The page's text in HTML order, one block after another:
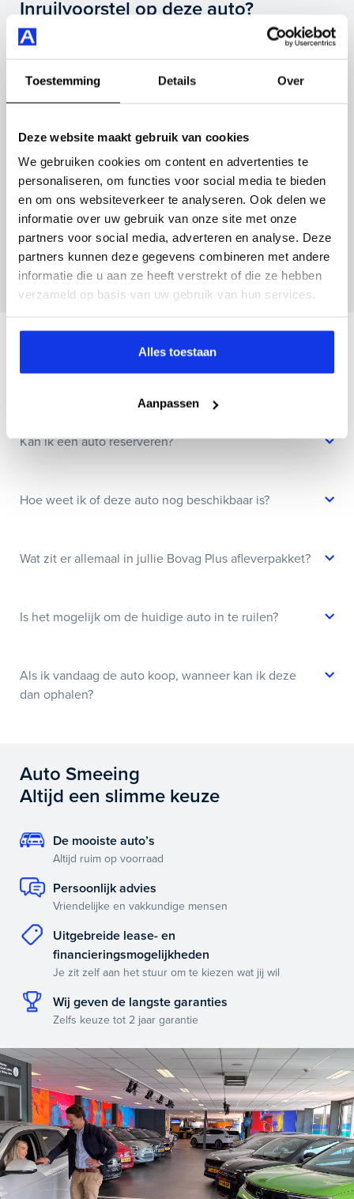
Toestemming Details Over
Deze website maakt gebruik van cookies
We gebruiken cookies om content en advertenties te
personaliseren, om functies voor social media te bieden
en om ons websiteverkeer te analyseren. Ook delen we
informatie over uw gebruik van onze site met onze
partners voor social media, adverteren en analyse. Deze
partners kunnen deze gegevens combineren met andere
informatie die u aan ze heeft verstrekt of die ze hebben
verzameld op basis van uw gebruik van hun services.
Alles toestaan
Aanpassen
achteruitrijcamera, apple carplay/android auto, cruise
control adaptief en nog veel meer.
Je koopt hem voor € 19.395,- maar je kan deze Toyota
Maak snel een afspraak in de showroom of bestel hem
direct online.
Inruilvoorstel op deze auto?
Vul hier je gegevens in en vergeet niet foto's van je
Inruilvoorstel aanvragen
Wanneer je foto’s meestuurt ontvang je op
maandag tot en met vrijdag binnen enkele uren
een voorstel.
Veelgestelde vragen
Kan ik een auto reserveren?
Hoe weet ik of deze auto nog beschikbaar is?
Wat zit er allemaal in jullie Bovag Plus afleverpakket?
Is het mogelijk om de huidige auto in te ruilen?
Als ik vandaag de auto koop, wanneer kan ik deze
dan ophalen?
Auto Smeeing
Altijd een slimme keuze
De mooiste auto’s
Altijd ruim op voorraad
Persoonlijk advies
Vriendelijke en vakkundige mensen
Uitgebreide lease- en
financieringsmogelijkheden
Je zit zelf aan het stuur om te kiezen wat jij wil
Wij geven de langste garanties
Zelfs keuze tot 2 jaar garantie